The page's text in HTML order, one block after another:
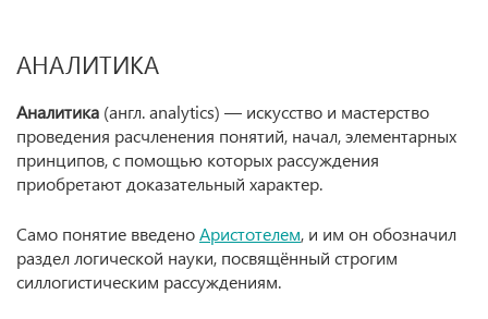
АНАЛИТИКА
Аналитика (англ. analytics) — искусство и мастерство
проведения расчленения понятий, начал, элементарных
принципов, с помощью которых рассуждения
приобретают доказательный характер.
Само понятие введеноАристотелем, и им он обозначил
раздел логической науки, посвящённый строгим
силлогистическим рассуждениям.